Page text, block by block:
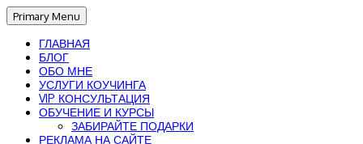
Primary Menu
ГЛАВНАЯ
БЛОГ
ОБО МНЕ
УСЛУГИ КОУЧИНГА
VIP КОНСУЛЬТАЦИЯ
ОБУЧЕНИЕ И КУРСЫ
ЗАБИРАЙТЕ ПОДАРКИ
РЕКЛАМА НА САЙТЕ